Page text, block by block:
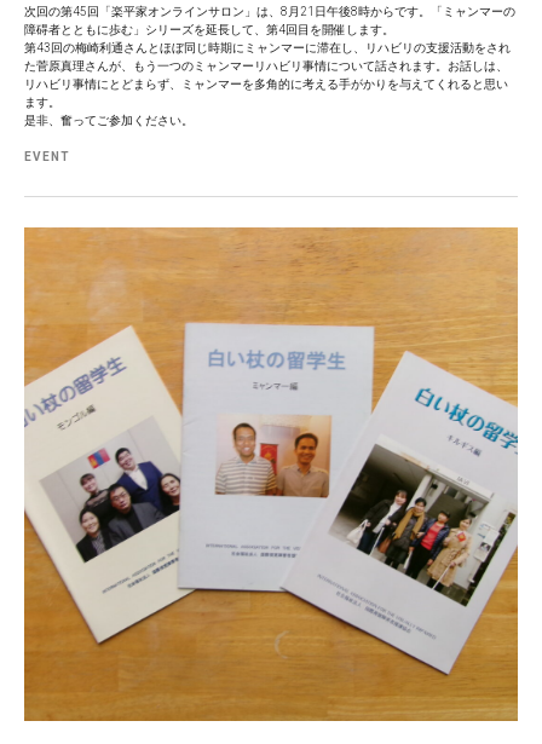
次回の第45回「楽平家オンラインサロン」は、8月21日午後8時からです。「ミャンマーの
障碍者とともに歩む」シリーズを延長して、第4回目を開催します。
第43回の梅崎利通さんとほぼ同じ時期にミャンマーに滞在し、リハビリの支援活動をされ
た菅原真理さんが、もう一つのミャンマーリハビリ事情について話されます。お話しは、
リハビリ事情にとどまらず、ミャンマーを多角的に考える手がかりを与えてくれると思い
ます。
是非、奮ってご参加ください。
EVENT